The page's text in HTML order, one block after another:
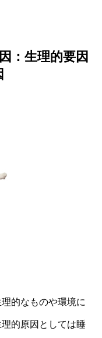
：生理的要因
的なものや環境に
的原因としては睡